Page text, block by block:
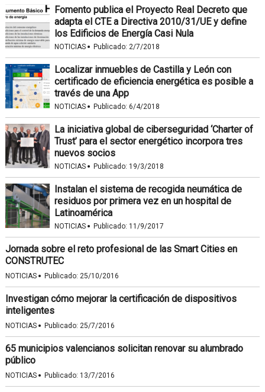
Fomento publica el Proyecto Real Decreto que
adapta el CTE a Directiva 2010/31/UE y define
los Edificios de Energía Casi Nula
NOTICIAS · Publicado: 2/7/2018
Localizar inmuebles de Castilla y León con
certificado de eficiencia energética es posible a
través de una App
NOTICIAS · Publicado: 6/4/2018
La iniciativa global de ciberseguridad ‘Charter of
Trust’ para el sector energético incorpora tres
nuevos socios
NOTICIAS · Publicado: 19/3/2018
Instalan el sistema de recogida neumática de
residuos por primera vez en un hospital de
Latinoamérica
NOTICIAS · Publicado: 11/9/2017
Jornada sobre el reto profesional de las Smart Cities en
CONSTRUTEC
NOTICIAS · Publicado: 25/10/2016
Investigan cómo mejorar la certificación de dispositivos
inteligentes
NOTICIAS · Publicado: 25/7/2016
65 municipios valencianos solicitan renovar su alumbrado
público
NOTICIAS · Publicado: 13/7/2016